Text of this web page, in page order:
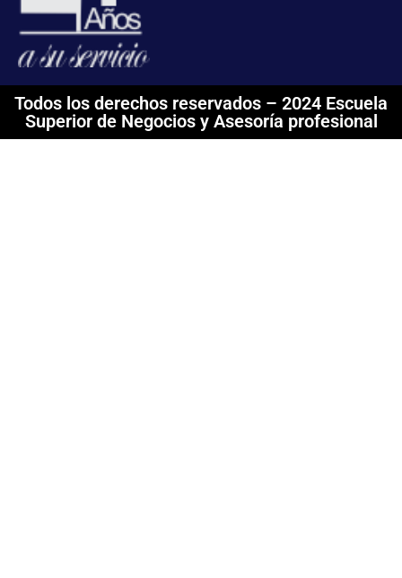
Todos los derechos reservados – 2024 Escuela
Superior de Negocios y Asesoría profesional